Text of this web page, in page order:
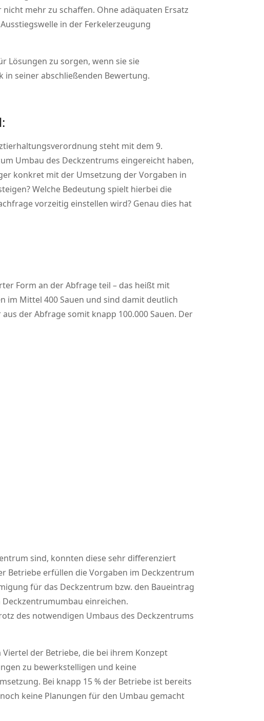
mehr zu schaffen. Ohne adäquaten Ersatz
in der Ferkelerzeugung
Lösungen zu sorgen, wenn sie sie
in seiner abschließenden Bewertung.
steht mit dem 9.
Umbau des Deckzentrums eingereicht haben,
konkret mit der Umsetzung der Vorgaben in
Welche Bedeutung spielt hierbei die
vorzeitig einstellen wird? Genau dies hat
Form an der Abfrage teil – das heißt mit
im Mittel 400 Sauen und sind damit deutlich
der Abfrage somit knapp 100.000 Sauen. Der
sind, konnten diese sehr differenziert
Betriebe erfüllen die Vorgaben im Deckzentrum
für das Deckzentrum bzw. den Baueintrag
einreichen.
des notwendigen Umbaus des Deckzentrums
der Betriebe, die bei ihrem Konzept
zu bewerkstelligen und keine
Bei knapp 15 % der Betriebe ist bereits
keine Planungen für den Umbau gemacht